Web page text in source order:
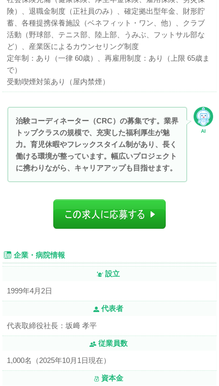
険）、退職金制度（正社員のみ）、確定拠出型年金、財形貯
蓄、各種提携保養施設（ベネフィット・ワン、他）、クラブ
活動（野球部、テニス部、陸上部、うみぶ、フットサル部な
ど）、産業医によるカウンセリング制度
定年制：あり（一律 60歳）、再雇用制度：あり（上限 65歳ま
で）
受動喫煙対策あり（屋内禁煙）
AI
治験コーディネーター（CRC）の募集です。業界
トップクラスの規模で、充実した福利厚生が魅
力。育児休暇やフレックスタイム制があり、長く
働ける環境が整っています。幅広いプロジェクト
に携わりながら、キャリアアップも目指せます。
企業・病院情報
設立
1999年4月2日
代表者
代表取締役社長：坂﨑 孝平
従業員数
1,000名（2025年10月1日現在）
資本金